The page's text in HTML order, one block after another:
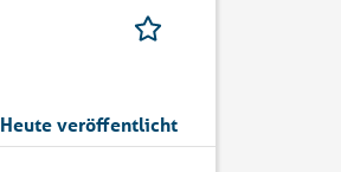
Heute veröffentlicht